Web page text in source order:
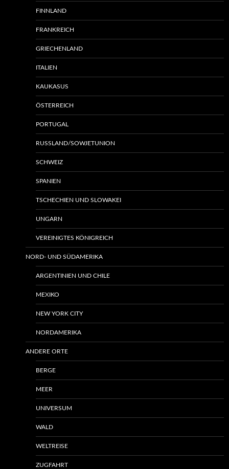
FINNLAND
FRANKREICH
GRIECHENLAND
ITALIEN
KAUKASUS
ÖSTERREICH
PORTUGAL
RUSSLAND/SOWJETUNION
SCHWEIZ
SPANIEN
TSCHECHIEN UND SLOWAKEI
UNGARN
VEREINIGTES KÖNIGREICH
NORD- UND SÜDAMERIKA
ARGENTINIEN UND CHILE
MEXIKO
NEW YORK CITY
NORDAMERIKA
ANDERE ORTE
BERGE
MEER
UNIVERSUM
WALD
WELTREISE
ZUGFAHRT